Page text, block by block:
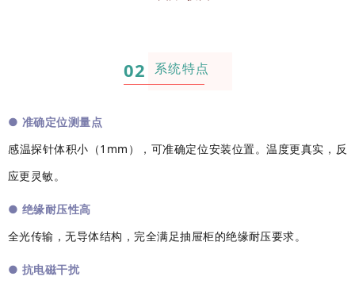
02 系统特点
● 准确定位测量点
感温探针体积小（1mm），可准确定位安装位置。温度更真实，反
应更灵敏。
● 绝缘耐压性高
全光传输，无导体结构，完全满足抽屉柜的绝缘耐压要求。
● 抗电磁干扰